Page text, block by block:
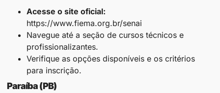
Acesse o site oficial:
https://www.fiema.org.br/senai
Navegue até a seção de cursos técnicos e
profissionalizantes.
Verifique as opções disponíveis e os critérios
para inscrição.
Paraíba (PB)